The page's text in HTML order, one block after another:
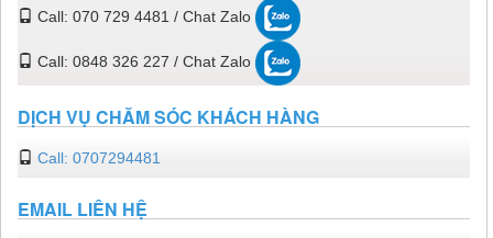
Call: 070 729 4481 / Chat Zalo
Call: 0848 326 227 / Chat Zalo
DỊCH VỤ CHĂM SÓC KHÁCH HÀNG
Call: 0707294481
EMAIL LIÊN HỆ